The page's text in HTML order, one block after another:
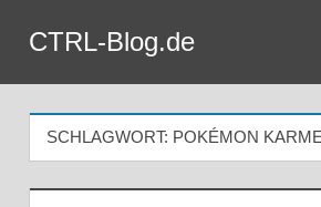
Inhalt
springen
CTRL-Blog.de
SCHLAGWORT: POKÉMON